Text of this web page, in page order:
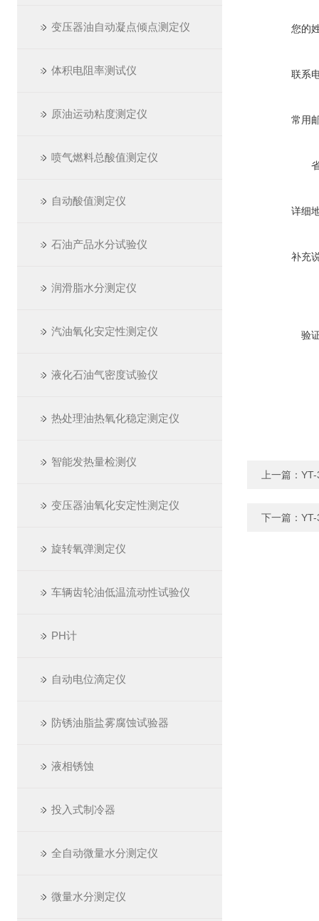
变压器油自动凝点倾点测定仪
体积电阻率测试仪
原油运动粘度测定仪
喷气燃料总酸值测定仪
自动酸值测定仪
石油产品水分试验仪
润滑脂水分测定仪
汽油氧化安定性测定仪
液化石油气密度试验仪
热处理油热氧化稳定测定仪
智能发热量检测仪
变压器油氧化安定性测定仪
旋转氧弹测定仪
车辆齿轮油低温流动性试验仪
PH计
自动电位滴定仪
防锈油脂盐雾腐蚀试验器
液相锈蚀
投入式制冷器
全自动微量水分测定仪
微量水分测定仪
您的
联系
常用
详细
补充
验
上一篇：
下一篇：